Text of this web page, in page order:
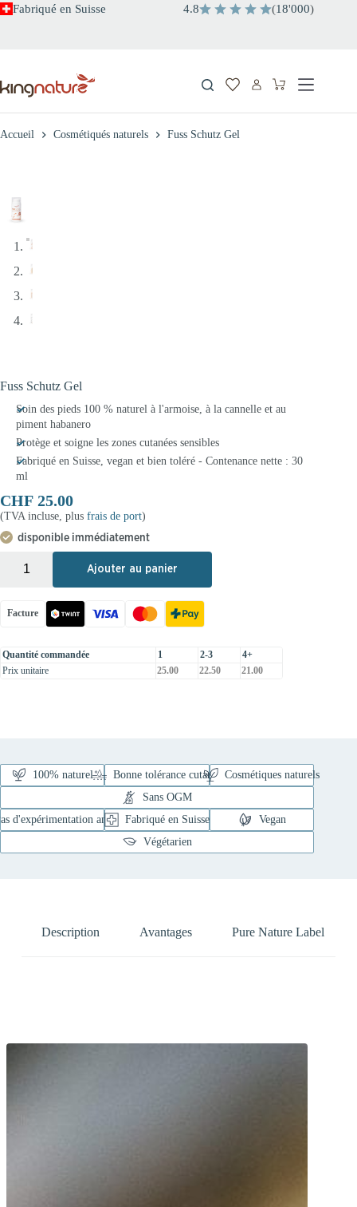
Passer
Fabriqué en Suisse 4.8 (18'000)
Panier
Accueil Cosmétiqués naturels Fuss Schutz Gel
Fuss Schutz Gel
Soin des pieds 100 % naturel à l'armoise, à la cannelle et au
piment habanero
Protège et soigne les zones cutanées sensibles
Fabriqué en Suisse, vegan et bien toléré - Contenance nette : 30
ml
CHF 25.00
(TVA incluse, plus frais de port)
disponible immédiatement
Ajouter au panier
Facture
Quantité commandée 1 2-3
4+
Prix unitaire
25.00 22.50 21.00
100% naturel Bonne tolérance cutanée Cosmétiques naturels
Sans OGM
d'expérimentation animaleFabriqué en Suisse
Vegan
Végétarien
Description Avantages Pure Nature Label